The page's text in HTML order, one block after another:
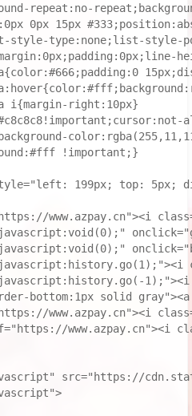
repeat:no-
0px 15px
type:none;list-style-
right:10px}
!important;}
199px; top: 5px;
1);"><i
solid gray"><a
src="https://